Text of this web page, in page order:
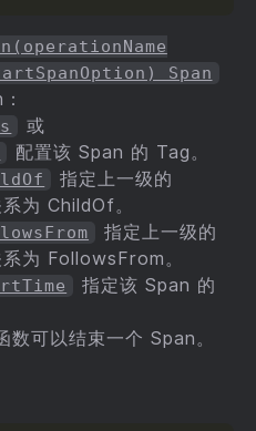
Span
或
配置该 Span 的 Tag。
指定上一级的
为 ChildOf。
指定上一级的
为 FollowsFrom。
指定该 Span 的
数可以结束一个 Span。